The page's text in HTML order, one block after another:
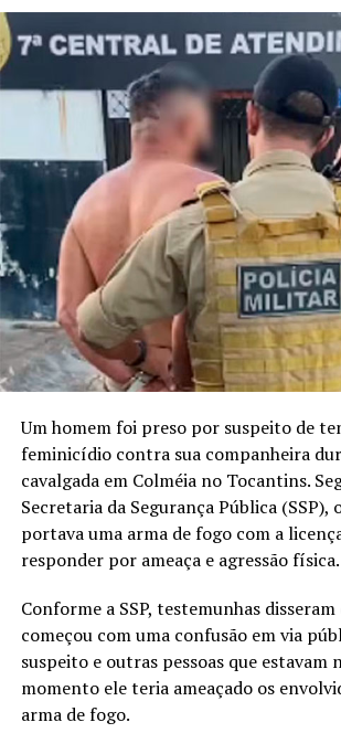
Um homem foi preso por suspeito de
feminicídio contra sua companheira
cavalgada em Colméia no Tocantins.
Secretaria da Segurança Pública (SSP),
portava uma arma de fogo com a
responder por ameaça e agressão física.
Conforme a SSP, testemunhas
começou com uma confusão em via
suspeito e outras pessoas que estavam
momento ele teria ameaçado os
arma de fogo.